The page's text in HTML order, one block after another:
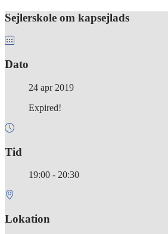
Sejlerskole om kapsejlads
Dato
24 apr 2019
Expired!
Tid
19:00 - 20:30
Lokation